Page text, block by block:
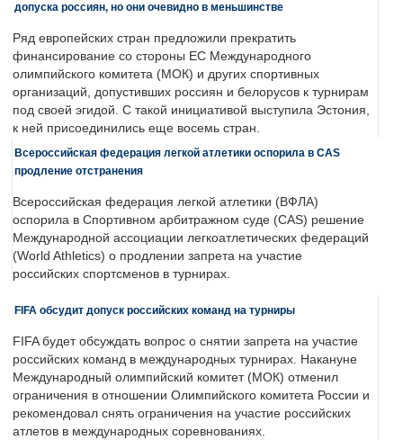
допуска россиян, но они очевидно в меньшинстве
Ряд европейских стран предложили прекратить
финансирование со стороны ЕС Международного
олимпийского комитета (МОК) и других спортивных
организаций, допустивших россиян и белорусов к турнирам
под своей эгидой. С такой инициативой выступила Эстония,
к ней присоединились еще восемь стран.
Всероссийская федерация легкой атлетики оспорила в CAS
продление отстранения
Всероссийская федерация легкой атлетики (ВФЛА)
оспорила в Спортивном арбитражном суде (CAS) решение
Международной ассоциации легкоатлетических федераций
(World Athletics) о продлении запрета на участие
российских спортсменов в турнирах.
FIFA обсудит допуск российских команд на турниры
FIFA будет обсуждать вопрос о снятии запрета на участие
российских команд в международных турнирах. Накануне
Международный олимпийский комитет (МОК) отменил
ограничения в отношении Олимпийского комитета России и
рекомендовал снять ограничения на участие российских
атлетов в международных соревнованиях.